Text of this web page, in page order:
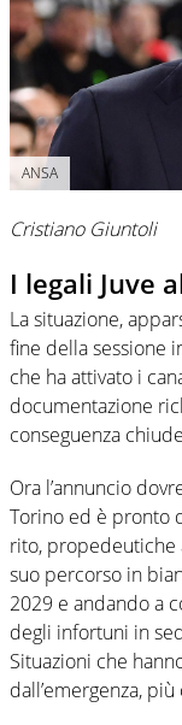
ANSA
Cristiano Giuntoli
I legali Juve
La situazione,
fine della sessione
che ha attivato i
documentazione
conseguenza
Ora l’annuncio
Torino ed è pronto
rito, propedeutiche
suo percorso in
2029 e andando a
degli infortuni in
Situazioni che
dall’emergenza,